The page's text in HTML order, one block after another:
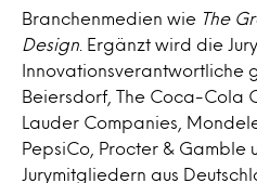
Branchenmedien wie The
Design . Ergänzt wird die
Innovationsverantwortliche
Beiersdorf, The Coca-Cola
Lauder Companies,
PepsiCo, Procter & Gamble
Jurymitgliedern aus